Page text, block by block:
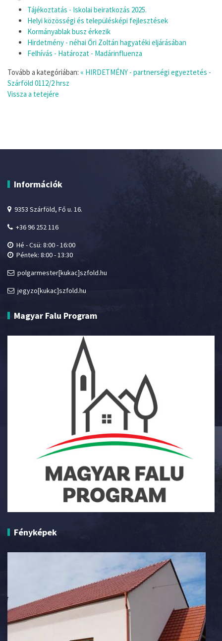
Tájékoztatás - Iskolai beiratkozás 2025.
Helyi közösségi és településképi fejlesztések
Kormányablak busz érkezik
Hirdetmény - néhai Őri Zoltán hagyatéki eljárásában
Felhívás - Határozat - Madárinfluenza
Tovább a kategóriában: « HIRDETMÉNY - partnerségi egyeztetés -
Szárföld 0112/2 hrsz
Vissza a tetejére
Információk
9353 Szárföld, Fő u. 16.
+36 96 252 116
Hé - Csü: 8:00 - 16:00
Péntek: 8:00 - 13:30
polgarmester[kukac]szfold.hu
jegyzo[kukac]szfold.hu
Magyar Falu Program
Fényképek